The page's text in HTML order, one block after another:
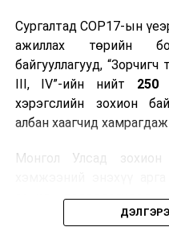
Сургалтад COP17-ын
ажиллах төрийн
байгууллагууд,
III, IV”-ийн нийт 250
хэрэгслийн зохион
албан хаагчид
Монгол Улсад зохион
зочид, төлөөлөгчдөд
мэргэжлийн түвшинд